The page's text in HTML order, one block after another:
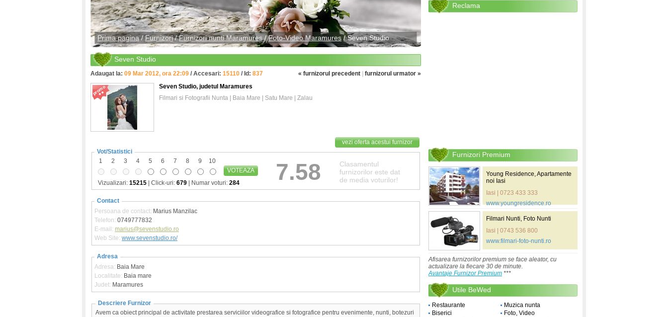
Prima pagina/Furnizori/Furnizori nunti Maramures /Foto-Video Maramures /Seven Studio
Seven Studio
Adaugat la: 09 Mar 2012, ora 22:09 / Accesari: 15110 / Id: 837 « furnizorul precedent
furnizorul urmator »
Seven Studio, judetul Maramures
Filmari si Fotografii Nunta | Baia Mare | Satu Mare | Zalau
vezi oferta acestui furnizor
Vot/Statistici
1
2 3 4 5 6 7 8 9
10
VOTEAZA
Vizualizari: 15215 | Click-uri: 679 | Numar voturi: 284 7.58
Clasamentul
furnizorilor este dat
de media voturilor!
Contact
Persoana de contact: Marius Manzilac
Telefon: 0749777832
E-mail: marius@sevenstudio.ro
Web Site: www.sevenstudio.ro/
Adresa
Adresa: Baia Mare
Localitate: Baia mare
Judet: Maramures
Descriere Furnizor
Avem ca obiect principal de activitate prestarea serviciilor videografice si fotografice pentru evenimente, nunti, botezuri
Reclama
Furnizori Premium
Young Residence, Apartamente
noi Iasi
Iasi | 0723 433 333
www.youngresidence.ro
Filmari Nunti, Foto Nunti
Iasi | 0743 536 800
www.filmari-foto-nunti.ro
Afisarea furnizorilor premium se face aleator, cu
actualizare la fiecare 30 de minute.
Avantaje Furnizor Premium ***
Utile BeWed
Restaurante
Biserici
Muzica nunta
Foto, Video